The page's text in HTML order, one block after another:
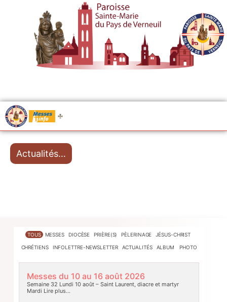
Messes
Actualités…
TOUS MESSES DIOCÈSE PRIÈRE(S) PÈLERINAGE JÉSUS-CHRIST
CHRÉTIENS INFOLETTRE-NEWSLETTER ACTUALITÉS ALBUM PHOTO
Messes du 10 au 16 août 2026
Semaine 32 Lundi 10 août – Saint Laurent, diacre et martyr
Mardi Lire plus…